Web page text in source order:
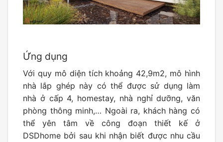
Ứng dụng
Với quy mô diện tích khoảng 42,9m2, mô hình
nhà lắp ghép này có thể được sử dụng làm
nhà ở cấp 4, homestay, nhà nghỉ dưỡng, văn
phòng thông minh,… Ngoài ra, khách hàng có
thể yên tâm về công đoạn thiết kế ở
DSDhome bởi sau khi nhận biết được nhu cầu